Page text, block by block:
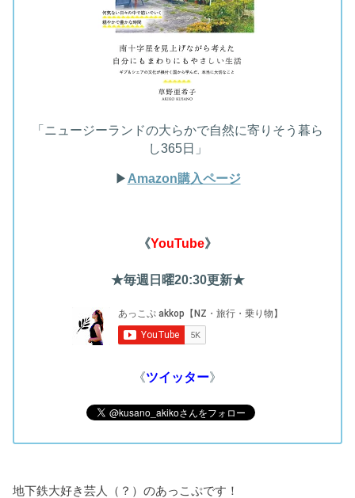
「ニュージーランドの大らかで自然に寄りそう暮ら
し365日」
▶︎Amazon購入ページ
《YouTube》
★毎週日曜20:30更新★
《ツイッター》
地下鉄大好き芸人（？）のあっこぷです！